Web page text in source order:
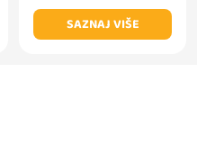
SAZNAJ VIŠE